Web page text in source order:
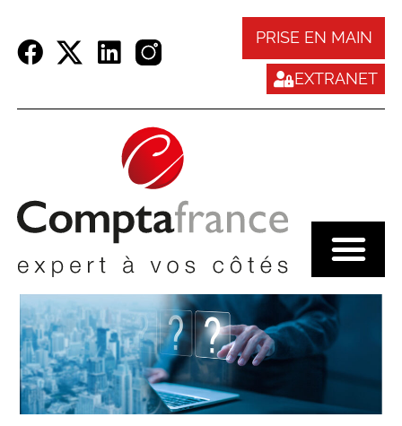
PRISE EN MAIN
EXTRANET